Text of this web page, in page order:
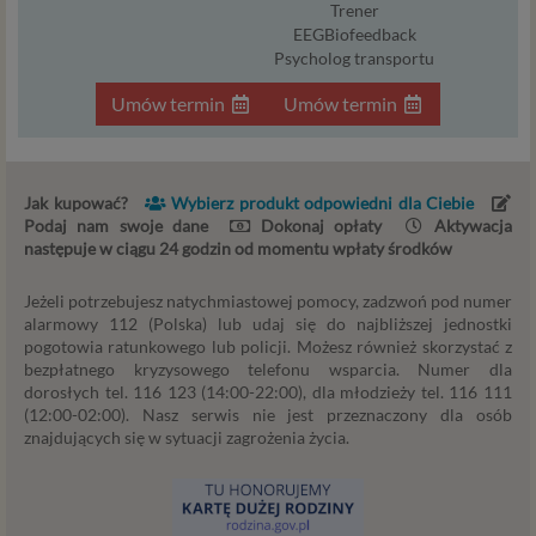
Umów termin
Trener
EEGBiofeedback
Psycholog transportu
Umów termin
Jak kupować?
Wybierz produkt odpowiedni dla Ciebie
Podaj nam swoje dane
Dokonaj opłaty
Aktywacja
następuje w ciągu 24 godzin od momentu wpłaty środków
Jeżeli potrzebujesz natychmiastowej pomocy, zadzwoń pod numer
alarmowy 112 (Polska) lub udaj się do najbliższej jednostki
pogotowia ratunkowego lub policji. Możesz również skorzystać z
bezpłatnego kryzysowego telefonu wsparcia. Numer dla
dorosłych tel. 116 123 (14:00-22:00), dla młodzieży tel. 116 111
(12:00-02:00). Nasz serwis nie jest przeznaczony dla osób
znajdujących się w sytuacji zagrożenia życia.
w naszym przypadku, regulamin serwisu i
informacje na stronach ofertowych danej usługi.
Jeśli zatem zawieramy z Tobą umowę o realizację
danej usługi, to możemy przetwarzać Twoje dane w
zakresie niezbędnym do realizacji tej umowy. W
przetwarzania danych niezbędnych do jego
zapewnienia (np. danych podanych przez Ciebie w
profilu tego konta). Bez tej możliwości nie bylibyśmy
korzystać.
Niezbędność przetwarzania do celów wynikających
z prawnie uzasadnionych interesów realizowanych
przez administratora lub przez stronę trzecią. Ta
podstawa przetwarzania danych dotyczy
przypadków, gdy ich przetwarzanie jest
potrzeby, co obejmuje między innymi konieczność
zapewnienia bezpieczeństwa usługi (np.